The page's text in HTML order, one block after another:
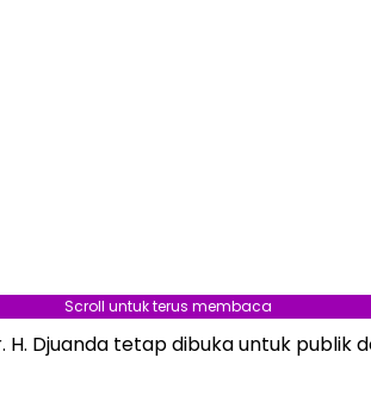
Scroll untuk terus membaca
H. Djuanda tetap dibuka untuk publik